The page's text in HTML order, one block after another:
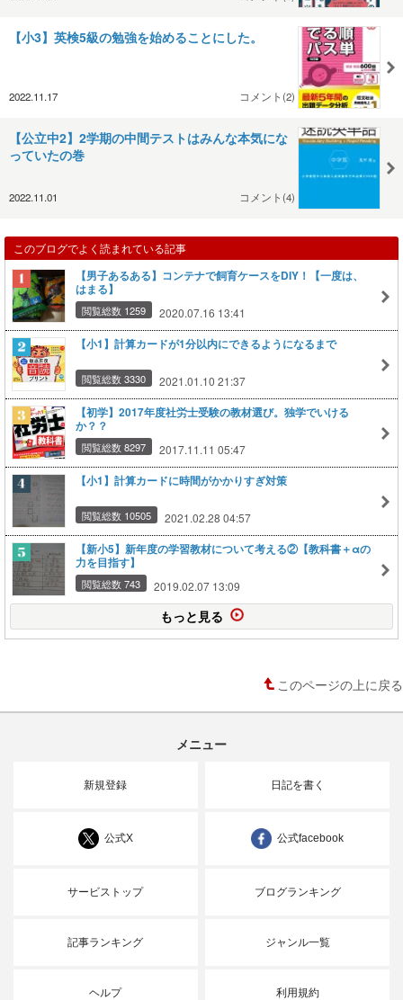
【小3】英検5級の勉強を始めることにした。
2022.11.17 コメント(2)
【公立中2】2学期の中間テストはみんな本気にな
っていたの巻
2022.11.01 コメント(4)
このブログでよく読まれている記事
【男子あるある】コンテナで飼育ケースをDIY！【一度は、
はまる】
閲覧総数 1259 2020.07.16 13:41
【小1】計算カードが1分以内にできるようになるまで
閲覧総数 3330 2021.01.10 21:37
【初学】2017年度社労士受験の教材選び。独学でいける
か？？
閲覧総数 8297 2017.11.11 05:47
【小1】計算カードに時間がかかりすぎ対策
閲覧総数 10505 2021.02.28 04:57
【新小5】新年度の学習教材について考える②【教科書＋αの
力を目指す】
閲覧総数 743 2019.02.07 13:09
もっと見る
このページの上に戻る
メニュー
新規登録 日記を書く
公式X 公式facebook
サービストップ ブログランキング
記事ランキング ジャンル一覧
ヘルプ 利用規約